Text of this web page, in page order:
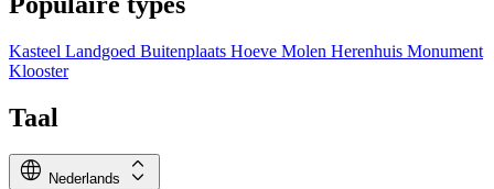
Kasteel Landgoed Buitenplaats Hoeve Molen Herenhuis Monument
Klooster
Taal
language Nederlands expand_all